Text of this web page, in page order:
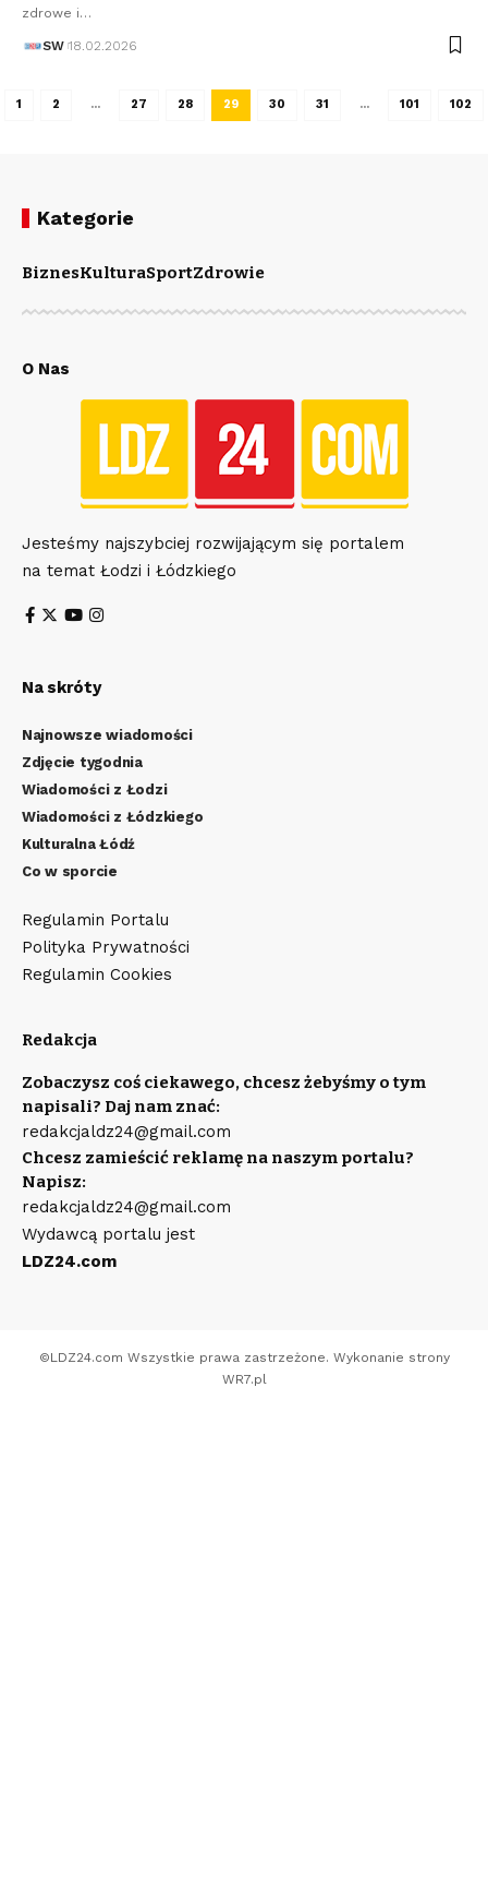
zdrowe i…
SW 18.02.2026
1 2 … 27 28 29 30 31 … 101 102
Kategorie
BiznesKulturaSportZdrowie
O Nas
Jesteśmy najszybciej rozwijającym się portalem
na temat Łodzi i Łódzkiego
Na skróty
Najnowsze wiadomości
Zdjęcie tygodnia
Wiadomości z Łodzi
Wiadomości z Łódzkiego
Kulturalna Łódź
Co w sporcie
Regulamin Portalu
Polityka Prywatności
Regulamin Cookies
Redakcja
Zobaczysz coś ciekawego, chcesz żebyśmy o tym
napisali? Daj nam znać:
redakcjaldz24@gmail.com
Chcesz zamieścić reklamę na naszym portalu?
Napisz:
redakcjaldz24@gmail.com
Wydawcą portalu jest
LDZ24.com
©LDZ24.com Wszystkie prawa zastrzeżone. Wykonanie strony
WR7.pl